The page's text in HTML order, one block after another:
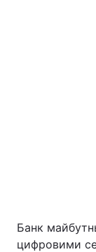
Банк
цифровими